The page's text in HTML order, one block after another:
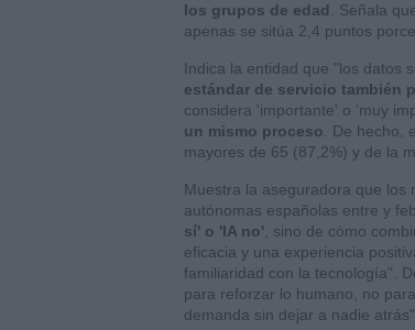
los grupos de edad
. Señala
apenas se sitúa 2,4 puntos
Indica la entidad que "los datos
estándar de servicio también
considera 'importante' o 'muy
un mismo proceso . De
mayores de 65 (87,2%) y de la
Muestra la aseguradora que los
autónomas españolas entre y
sí' o 'IA no' , sino de cómo
eficacia y una experiencia
familiaridad con la tecnología".
para reforzar lo humano, no
demanda sin dejar a nadie